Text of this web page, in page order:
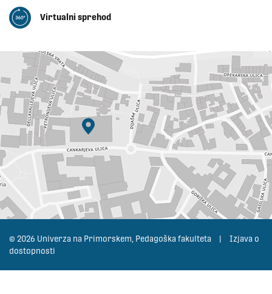
Virtualni sprehod
© 2026 Univerza na Primorskem, Pedagoška fakulteta |
Izjava o
dostopnosti